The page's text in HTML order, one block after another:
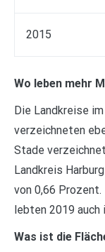
2015
Wo leben mehr
Die Landkreise
verzeichneten
Stade
Landkreis
von 0,66 Prozent.
lebten 2019 auch
Was ist die